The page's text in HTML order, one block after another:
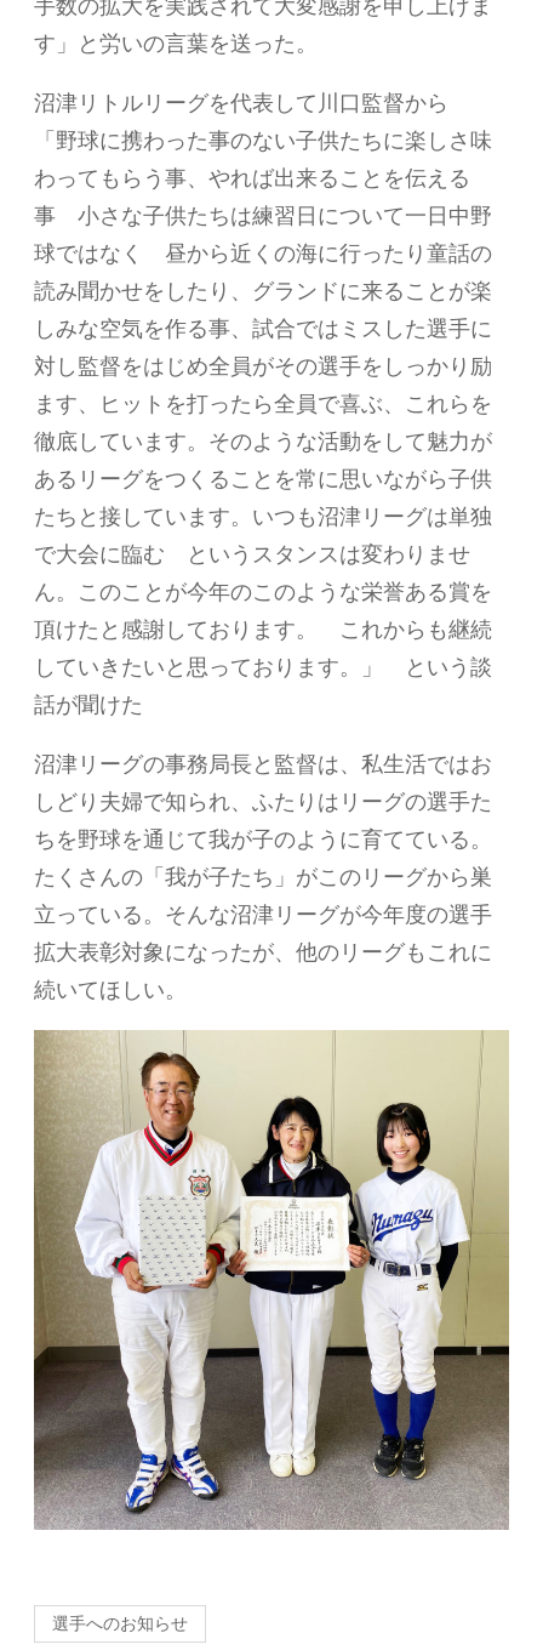
す」と労いの言葉を送った。
沼津リトルリーグを代表して川口監督から
「野球に携わった事のない子供たちに楽しさ味
わってもらう事、やれば出来ることを伝える
事 小さな子供たちは練習日について一日中野
球ではなく 昼から近くの海に行ったり童話の
読み聞かせをしたり、グランドに来ることが楽
しみな空気を作る事、試合ではミスした選手に
対し監督をはじめ全員がその選手をしっかり励
ます、ヒットを打ったら全員で喜ぶ、これらを
徹底しています。そのような活動をして魅力が
あるリーグをつくることを常に思いながら子供
たちと接しています。いつも沼津リーグは単独
で大会に臨む というスタンスは変わりませ
ん。このことが今年のこのような栄誉ある賞を
頂けたと感謝しております。 これからも継続
していきたいと思っております。」 という談
話が聞けた
沼津リーグの事務局長と監督は、私生活ではお
しどり夫婦で知られ、ふたりはリーグの選手た
ちを野球を通じて我が子のように育てている。
たくさんの「我が子たち」がこのリーグから巣
立っている。そんな沼津リーグが今年度の選手
拡大表彰対象になったが、他のリーグもこれに
続いてほしい。
選手へのお知らせ